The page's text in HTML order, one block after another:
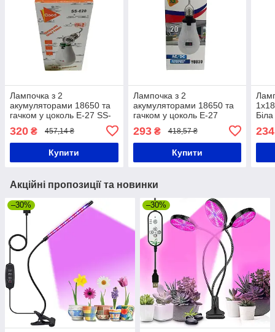
Лампочка з 2
акумуляторами 18650 та
гачком у цоколь Е-27 SS-
320 ₴ 457,14 ₴
Купити
Лампочка з 2
акумуляторами 18650 та
гачком у цоколь Е-27
293₴ 418,57 ₴
Купити
234
Акційні пропозиції та новинки
–30% –30%